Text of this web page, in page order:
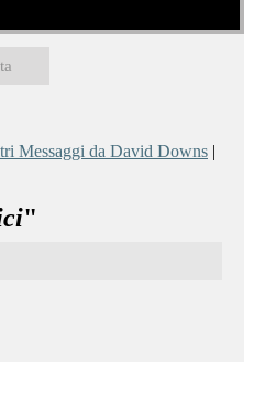
Messaggi da David Downs |
"